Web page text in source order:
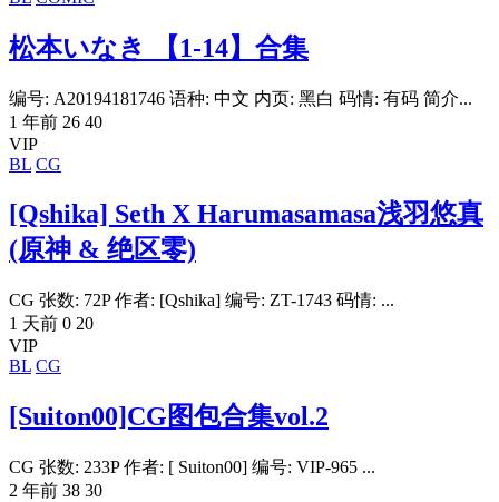
松本いなき 【1-14】合集
编号: A20194181746 语种: 中文 内页: 黑白 码情: 有码 简介...
1 年前 26 40
VIP
BL CG
[Qshika] Seth X Harumasamasa浅羽悠真
(原神 & 绝区零)
CG 张数: 72P 作者: [Qshika] 编号: ZT-1743 码情: ...
1 天前 0 20
VIP
BL CG
[Suiton00]CG图包合集vol.2
CG 张数: 233P 作者: [ Suiton00] 编号: VIP-965 ...
2 年前 38 30